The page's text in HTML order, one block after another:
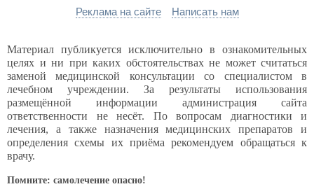
Реклама на сайте Написать нам
Материал публикуется исключительно в ознакомительных
целях и ни при каких обстоятельствах не может считаться
заменой медицинской консультации со специалистом в
лечебном учреждении. За результаты использования
размещённой информации администрация сайта
ответственности не несёт. По вопросам диагностики и
лечения, а также назначения медицинских препаратов и
определения схемы их приёма рекомендуем обращаться к
врачу.
Помните: самолечение опасно!